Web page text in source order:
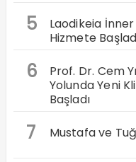
5
Laodikeia
Hizmete
6
Prof. Dr. Cem
Yolunda Yeni
Başladı
7 Mustafa ve